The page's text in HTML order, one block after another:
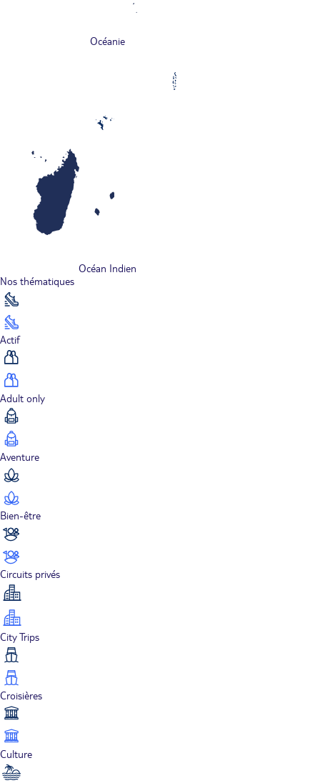
Océanie
Océan Indien
Nos thématiques
Actif
Adult only
Aventure
Bien-être
Circuits privés
City Trips
Croisières
Culture